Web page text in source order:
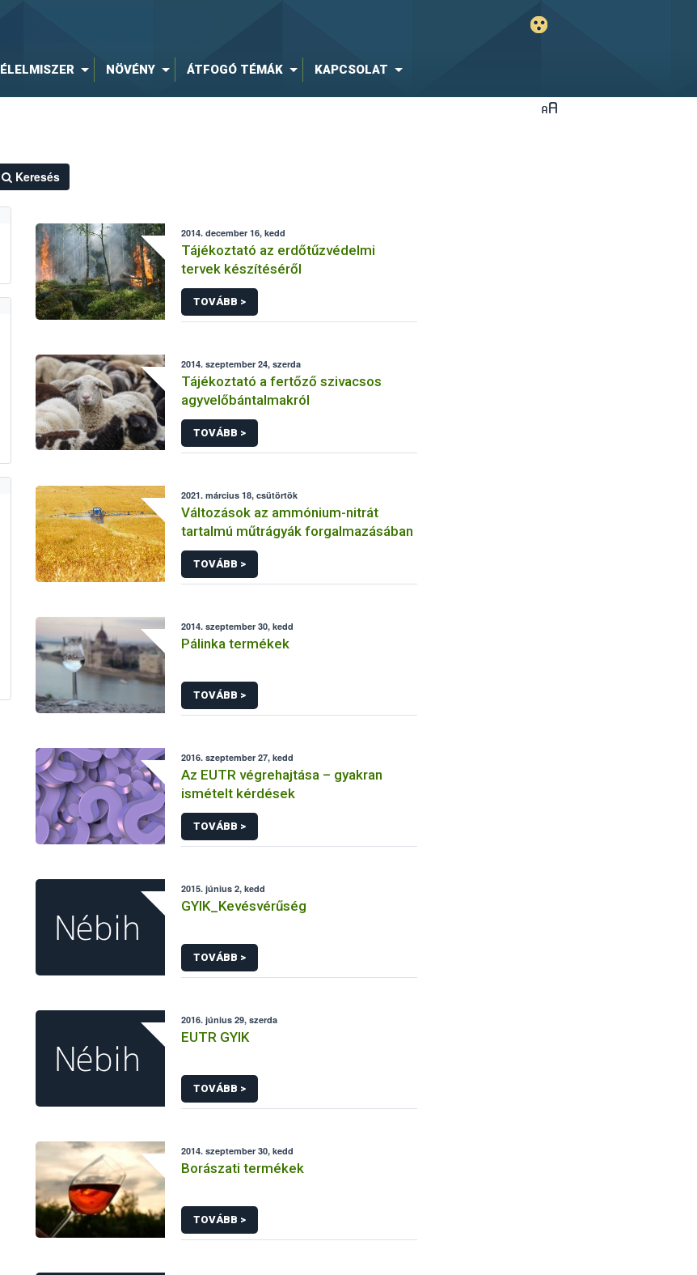
ÉLELMISZER NÖVÉNY ÁTFOGÓ TÉMÁK KAPCSOLAT
Keresés
2014. december 16, kedd
Tájékoztató az erdőtűzvédelmi
tervek készítéséről
TOVÁBB >
2014. szeptember 24, szerda
Tájékoztató a fertőző szivacsos
agyvelőbántalmakról
TOVÁBB >
2021. március 18, csütörtök
Változások az ammónium-nitrát
tartalmú műtrágyák forgalmazásában
TOVÁBB >
2014. szeptember 30, kedd
Pálinka termékek
TOVÁBB >
2016. szeptember 27, kedd
Az EUTR végrehajtása – gyakran
ismételt kérdések
TOVÁBB >
2015. június 2, kedd
GYIK_Kevésvérűség
TOVÁBB >
2016. június 29, szerda
EUTR GYIK
TOVÁBB >
2014. szeptember 30, kedd
Borászati termékek
TOVÁBB >